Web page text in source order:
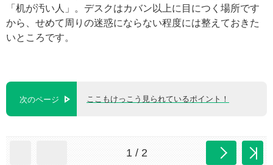
「机が汚い人」。デスクはカバン以上に目につく場所です
から、せめて周りの迷惑にならない程度には整えておきた
いところです。
次のページ ここもけっこう見られているポイント！
1 / 2